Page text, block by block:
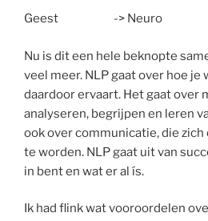
Geest -> Neuro
Nu is dit een hele beknopte
veel meer. NLP gaat over hoe je
daardoor ervaart. Het gaat over
analyseren, begrijpen en leren
ook over communicatie, die
te worden. NLP gaat uit van
in bent en wat er al ís.
Ik had flink wat vooroordelen